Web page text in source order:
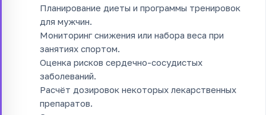
Планирование диеты и программы тренировок
для мужчин.
Мониторинг снижения или набора веса при
занятиях спортом.
Оценка рисков сердечно-сосудистых
заболеваний.
Расчёт дозировок некоторых лекарственных
препаратов.